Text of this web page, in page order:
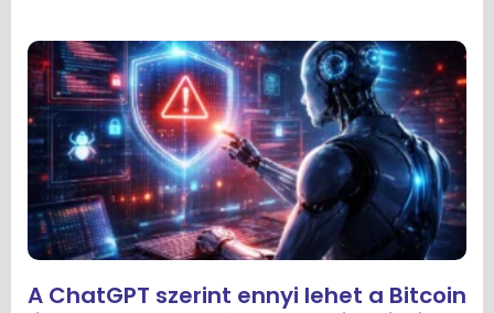
A ChatGPT szerint ennyi lehet a Bitcoin